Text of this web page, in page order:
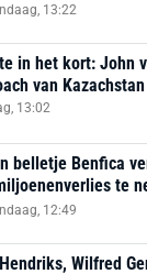
13:22
in het kort: John
van Kazachstan
13:02
belletje Benfica
te
12:49
Wilfred